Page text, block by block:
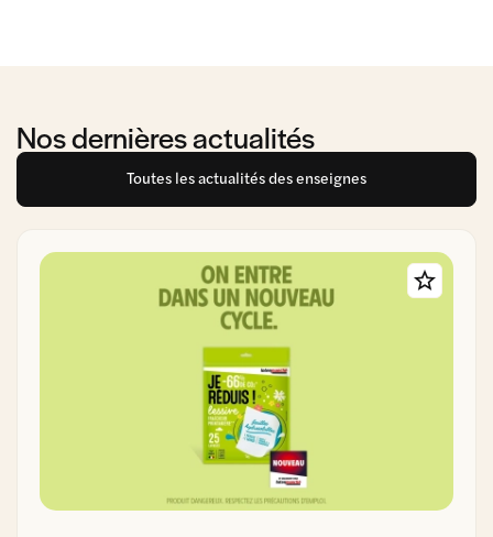
Nos dernières actualités
Toutes les actualités des enseignes